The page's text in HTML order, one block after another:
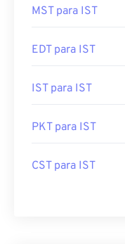
MST para IST
EDT para IST
IST para IST
PKT para IST
CST para IST